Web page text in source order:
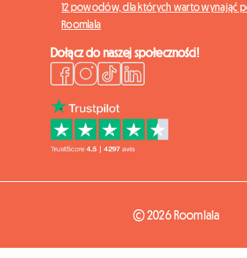
12 powodów, dla których warto wynająć
Roomlala
Dołącz do naszej społeczności!
© 2026 Roomlala